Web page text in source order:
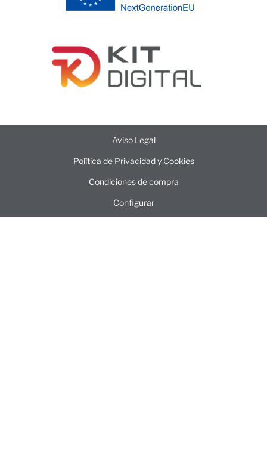
Aviso Legal
Política de Privacidad y Cookies
Condiciones de compra
Configurar